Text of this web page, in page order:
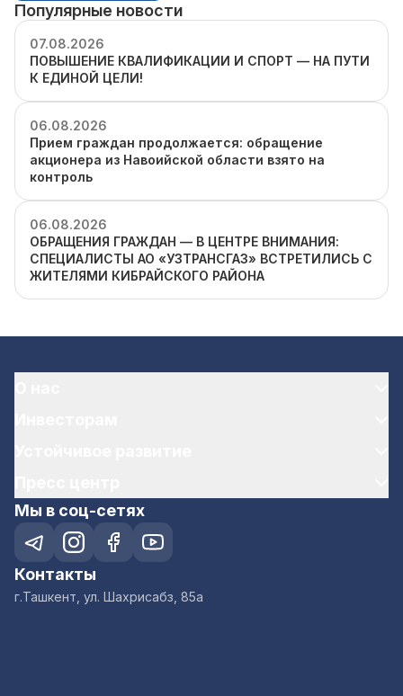
Популярные новости
07.08.2026
ПОВЫШЕНИЕ КВАЛИФИКАЦИИ И СПОРТ — НА ПУТИ
К ЕДИНОЙ ЦЕЛИ!
06.08.2026
Прием граждан продолжается: обращение
акционера из Навоийской области взято на
контроль
06.08.2026
ОБРАЩЕНИЯ ГРАЖДАН — В ЦЕНТРЕ ВНИМАНИЯ:
СПЕЦИАЛИСТЫ АО «УЗТРАНСГАЗ» ВСТРЕТИЛИСЬ С
ЖИТЕЛЯМИ КИБРАЙСКОГО РАЙОНА
Мы в соц-сетях
Контакты
г.Ташкент, ул. Шахрисабз, 85а